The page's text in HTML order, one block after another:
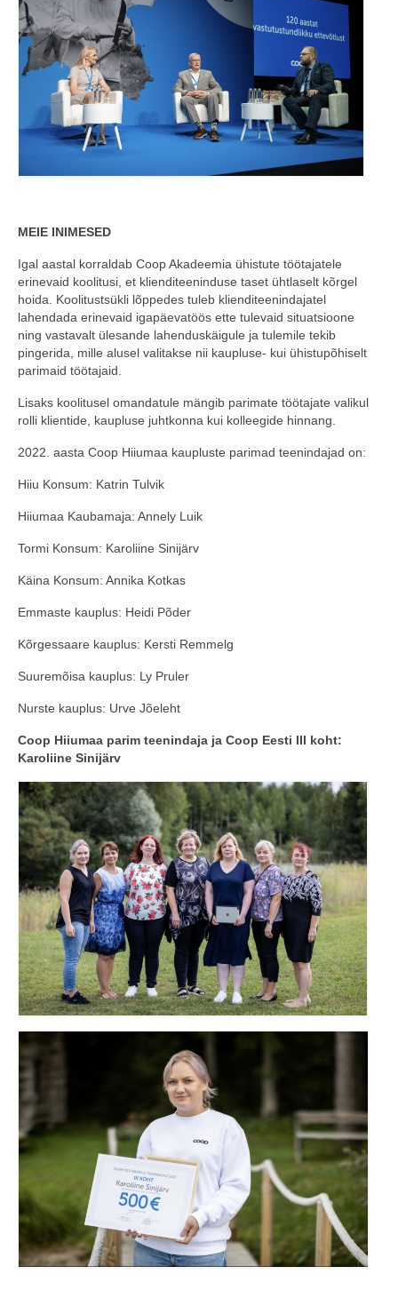
MEIE INIMESED
Igal aastal korraldab Coop Akadeemia ühistute töötajatele
erinevaid koolitusi, et klienditeeninduse taset ühtlaselt kõrgel
hoida. Koolitustsükli lõppedes tuleb klienditeenindajatel
lahendada erinevaid igapäevatöös ette tulevaid situatsioone
ning vastavalt ülesande lahenduskäigule ja tulemile tekib
pingerida, mille alusel valitakse nii kaupluse- kui ühistupõhiselt
parimaid töötajaid.
Lisaks koolitusel omandatule mängib parimate töötajate valikul
rolli klientide, kaupluse juhtkonna kui kolleegide hinnang.
2022. aasta Coop Hiiumaa kaupluste parimad teenindajad on:
Hiiu Konsum: Katrin Tulvik
Hiiumaa Kaubamaja: Annely Luik
Tormi Konsum: Karoliine Sinijärv
Käina Konsum: Annika Kotkas
Emmaste kauplus: Heidi Põder
Kõrgessaare kauplus: Kersti Remmelg
Suuremõisa kauplus: Ly Pruler
Nurste kauplus: Urve Jõeleht
Coop Hiiumaa parim teenindaja ja Coop Eesti III koht:
Karoliine Sinijärv